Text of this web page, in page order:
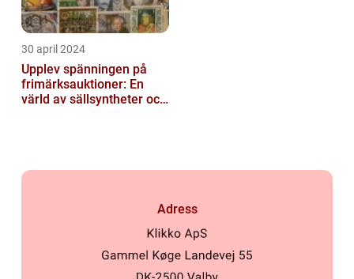
30 april 2024
Upplev spänningen på
frimärksauktioner: En
värld av sällsyntheter och
Adress